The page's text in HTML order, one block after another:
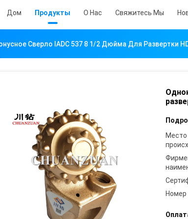
Дом Продукты О Нас Свяжитесь Мы
Сверло IADC 537 8 1/2 Дюйма Для Развертки
Место